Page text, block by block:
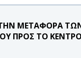
ΤΗΝ ΜΕΤΑΦΟΡΑ
ΠΡΟΣ ΤΟ